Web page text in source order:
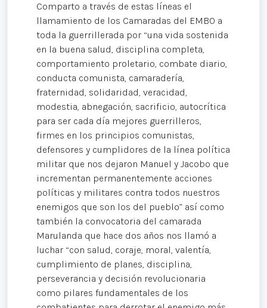
Comparto a través de estas líneas el
llamamiento de los Camaradas del EMBO a
toda la guerrillerada por “una vida sostenida
en la buena salud, disciplina completa,
comportamiento proletario, combate diario,
conducta comunista, camaradería,
fraternidad, solidaridad, veracidad,
modestia, abnegación, sacrificio, autocrítica
para ser cada día mejores guerrilleros,
firmes en los principios comunistas,
defensores y cumplidores de la línea política
militar que nos dejaron Manuel y Jacobo que
incrementan permanentemente acciones
políticas y militares contra todos nuestros
enemigos que son los del pueblo” así como
también la convocatoria del camarada
Marulanda que hace dos años nos llamó a
luchar “con salud, coraje, moral, valentía,
cumplimiento de planes, disciplina,
perseverancia y decisión revolucionaria
como pilares fundamentales de los